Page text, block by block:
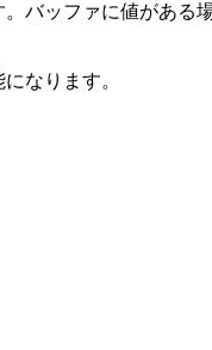
バッファに値がある
なります。